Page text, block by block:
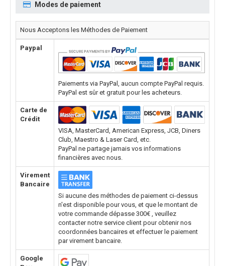
Modes de paiement
Nous Acceptons les Méthodes de Paiement
Paypal
Paiements via PayPal, aucun compte PayPal requis.
PayPal est sûr et gratuit pour les acheteurs.
Carte de
Crédit
VISA, MasterCard, American Express, JCB, Diners
Club, Maestro & Laser Card, etc.
PayPal ne partage jamais vos informations
financières avec nous.
Virement
Bancaire
Si aucune des méthodes de paiement ci-dessus
n'est disponible pour vous, et que le montant de
votre commande dépasse 300€ , veuillez
contacter notre service client pour obtenir nos
coordonnées bancaires et effectuer le paiement
par virement bancaire.
Google